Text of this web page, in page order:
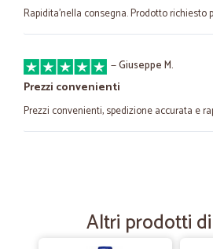
Rapidita'nella consegna. Prodotto richiesto
—Giuseppe M.
Prezzi convenienti
Prezzi convenienti, spedizione accurata e
Altri prodotti